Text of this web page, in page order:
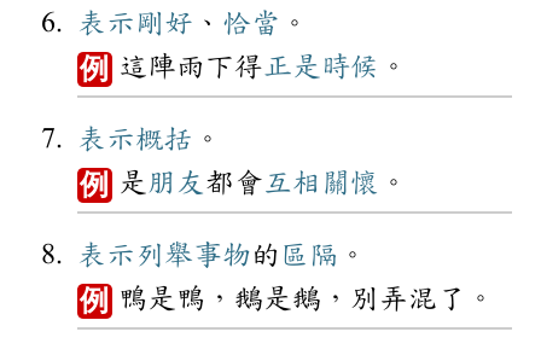
表示 剛好 、 恰當 。
例 這陣雨下得正是 時候 。
表示概括 。
例 是 朋友 都會 互相 關懷 。
表示 列舉事物的 區隔 。
例 鴨是鴨，鵝是鵝，別弄混了。